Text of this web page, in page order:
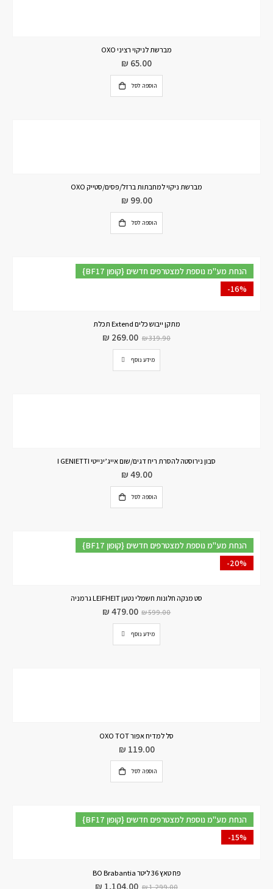
מברשת לניקוי רציני OXO
₪ 65.00
הוספה לסל
מברשת ניקוי למחבתות ברזל/פסים/סטייק OXO
₪ 99.00
הוספה לסל
{BF17 קופון} הנחת מע"מ נוספת למצטרפים חדשים
-16%
מתקן ייבוש כלים Extend תכלת
₪319.90
₪ 269.00
מידע נוסף
סבון נירוסטה להסרת ריח דגים/שום אייג’ינייטי I GENIETTI
₪ 49.00
הוספה לסל
{BF17 קופון} הנחת מע"מ נוספת למצטרפים חדשים
-20%
סט מנקה חלונות חשמלי נטען LEIFHEIT גרמניה
₪599.00
₪ 479.00
מידע נוסף
סל למדיח אפור OXO TOT
₪ 119.00
הוספה לסל
{BF17 קופון} הנחת מע"מ נוספת למצטרפים חדשים
-15%
פח טאץ 36 ליטר BO Brabantia
₪1,299.00
₪ 1,104.00